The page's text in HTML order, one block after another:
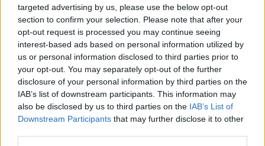
targeted advertising by us, please use the below opt-out
section to confirm your selection. Please note that after your
opt-out request is processed you may continue seeing
interest-based ads based on personal information utilized by
us or personal information disclosed to third parties prior to
your opt-out. You may separately opt-out of the further
disclosure of your personal information by third parties on the
IAB’s list of downstream participants. This information may
also be disclosed by us to third parties on the IAB’s List of
Downstream Participants that may further disclose it to other
Möchten Sie auf dem Laufenden bleiben?
Folgen Sie uns auf
Googl
News
ZUGEHÖRIG
Themen Bioverfügbarkeit von magnesium
Blutzuckerregulierung
Die rolle des magnesiums im körper